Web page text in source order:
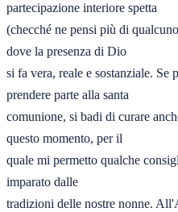
partecipazione interiore spetta
(checché ne pensi più di
dove la presenza di Dio
si fa vera, reale e sostanziale.
prendere parte alla santa
comunione, si badi di curare
questo momento, per il
quale mi permetto qualche
imparato dalle
tradizioni delle nostre nonne.